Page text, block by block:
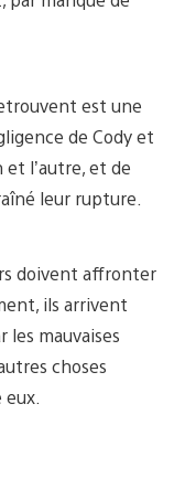
est une
de Cody et
et l’autre, et de
leur rupture.
doivent affronter
ils arrivent
les mauvaises
choses